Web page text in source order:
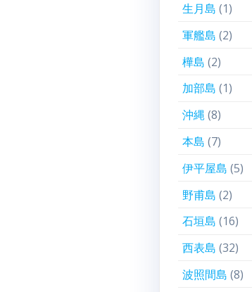
生月島 (1)
軍艦島 (2)
樺島 (2)
加部島 (1)
沖縄(8)
本島 (7)
伊平屋島 (5)
野甫島 (2)
石垣島 (16)
西表島 (32)
波照間島 (8)